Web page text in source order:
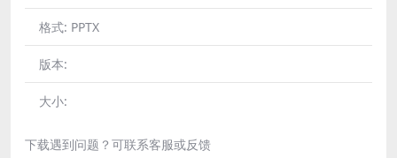
格式: PPTX
版本:
大小:
下载遇到问题？可联系客服或反馈